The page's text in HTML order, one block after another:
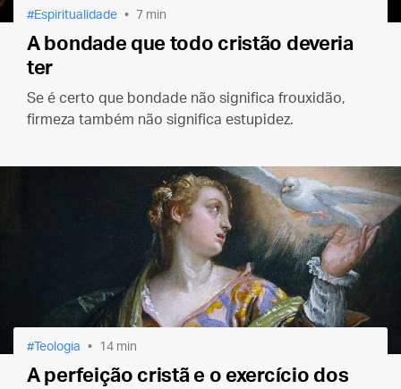
Espiritualidade 7 min
A bondade que todo cristão deveria
ter
Se é certo que bondade não significa frouxidão,
firmeza também não significa estupidez.
Teologia 14 min
A perfeição cristã e o exercício dos